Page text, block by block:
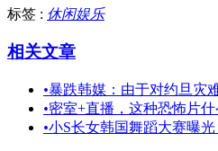
标签 : 休闲娱乐
相关文章
•暴跌韩媒：由于对约旦灾
•密室+直播，这种恐怖片什
•小S长女韩国舞蹈大赛曝